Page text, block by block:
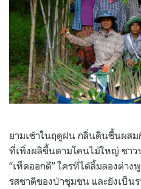
ยามเช้าในฤดูฝน กลิ่นดินชื้นผส
ที่เพิ่งผลิขึ้นตามโคนไม้ใหญ่ ชา
“เห็ดออกดี” ใครที่ได้ลิ้มลองต่าง
รสชาติของป่าชุมชน และยังเป็น